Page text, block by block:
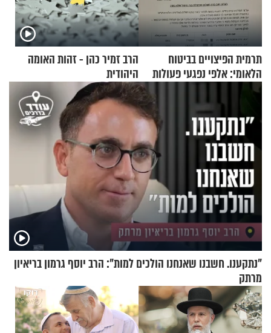
תרמית הפיצויים בביטוח
הלאומי: אלפי נפגעי פעולות
איבה קיבלו כספים במירמה
הרב זמיר כהן - זהות האומה
היהודית
"נתקענו. חשבנו שאנחנו הולכים למות": הרב יוסף גרמון בריאיון
מרתק